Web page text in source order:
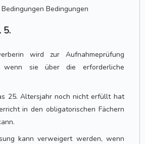
Bedingungen
5.
wird zur Aufnahmeprüfung
wenn sie über die erforderliche
25. Altersjahr noch nicht erfüllt hat
in den obligatorischen Fächern
kann verweigert werden, wenn